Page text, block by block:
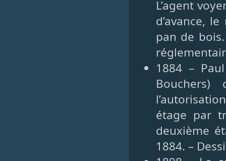
L’agent
d’avance,
pan de
1884 –
étage par
deuxième
1884. –